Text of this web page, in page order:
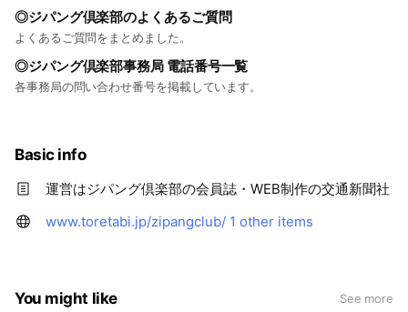
◎ジパング倶楽部のよくあるご質問
よくあるご質問をまとめました。
◎ジパング倶楽部事務局 電話番号一覧
各事務局の問い合わせ番号を掲載しています。
Basic info
運営はジパング倶楽部の会員誌・WEB制作の交通新聞社
www.toretabi.jp/zipangclub/ 1 other items
You might like See more